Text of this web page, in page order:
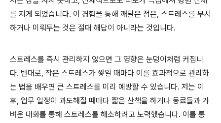
를 지게 되었습니다. 이 경험을 통해 깨달은 점은, 스트레스를 무시
하거나 미뤄두는 것은 절대 해답이 아니라는 것입니다.
스트레스를 즉시 관리하지 않으면 그 영향은 눈덩이처럼 커집니
다. 반대로, 작은 스트레스가 쌓일 때마다 이를 효과적으로 관리하
는 법을 배우면 큰 스트레스를 미리 예방할 수 있습니다. 저는 이
후, 업무 일정이 과도해질 때마다 짧은 산책을 하거나 동료들과 가
벼운 대화를 통해 스트레스를 해소하려고 노력했습니다. 이를 통